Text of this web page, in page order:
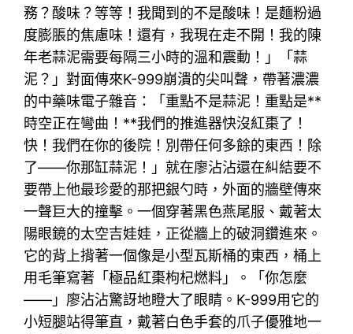
務？酸味？等等！我聞到的不是酸味！是麵粉過
度膨脹的焦慮味！還有，我現在走不開！我的陳
年老蒜泥需要每隔三小時的溫和震動！」「蒜
泥？」對面傳來K-999崩潰的尖叫聲，帶著濃濃
的中藥味電子雜音：「重點不是蒜泥！重點是**
時空正在彎曲！**我們的推進器快沒紅棗了！
快！我們在你的後院！別帶任何多餘的東西！除
了——你那缸蒜泥！」就在廖沾沾還在糾結要不
要帶上他最珍愛的那把銀勺時，外面的牆壁傳來
一聲巨大的撞擊。一個穿著黑色燕尾服、戴著太
陽眼鏡的太空吉娃娃，正從牆上的破洞鑽進來。
它的背上揹著一個像是小型瓦斯桶的東西，桶上
用毛筆寫著「極品紅棗枸杞燃料」。「你怎麼
——」廖沾沾驚訝地瞪大了眼睛。K-999用它的
小短腿站得筆直，戴著白色手套的爪子優雅地一